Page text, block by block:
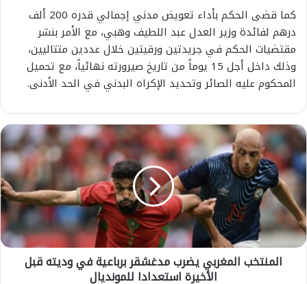
كما قضى الحكم بأداء تعويض مدني إجمالي قدره 200 ألف
درهم لفائدة وزير العدل عبد اللطيف وهبي، مع الأمر بنشر
مقتضيات الحكم في جريدتين ورقيتين خلال عددين متتاليين،
وذلك داخل أجل 15 يوماً من تاريخ صيرورته نهائياً، مع تحميل
المحكوم عليه الصائر وتحديد الإكراه البدني في الحد الأدنى.
ا
ل
م
ن
خ
ب
ا
ل
المنتخب المغربي يضرب مدغشقر برباعية في وديته قبل
الأخيرة استعدادا للمونديال